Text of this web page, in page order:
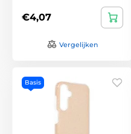
€4,07
Vergelijken
Basis